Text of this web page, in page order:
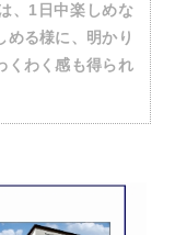
、1日中楽しめな
める様に、明かり
くわく感も得られ